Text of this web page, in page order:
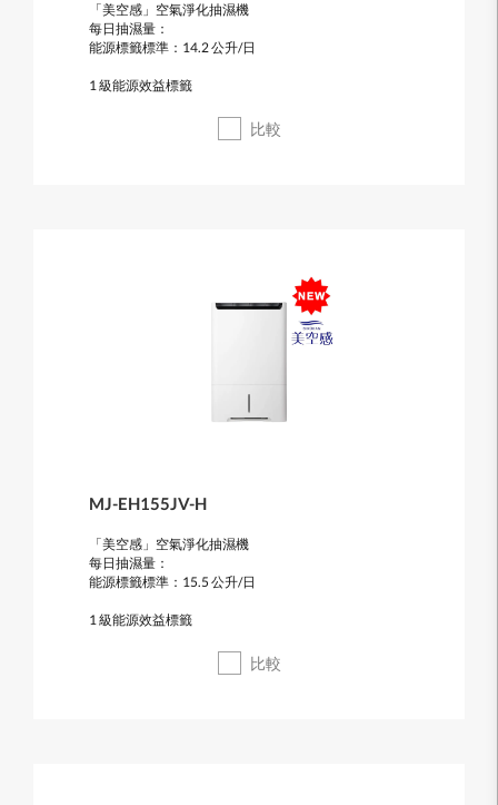
「美空感」空氣淨化抽濕機
每日抽濕量：
能源標籤標準：14.2 公升/日
1 級能源效益標籤
比較
MJ-EH155JV-H
「美空感」空氣淨化抽濕機
每日抽濕量：
能源標籤標準：15.5 公升/日
1 級能源效益標籤
比較